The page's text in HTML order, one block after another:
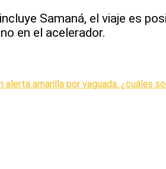
Samaná, el viaje es
en el acelerador.
alerta amarilla por vaguada: ¿cuáles